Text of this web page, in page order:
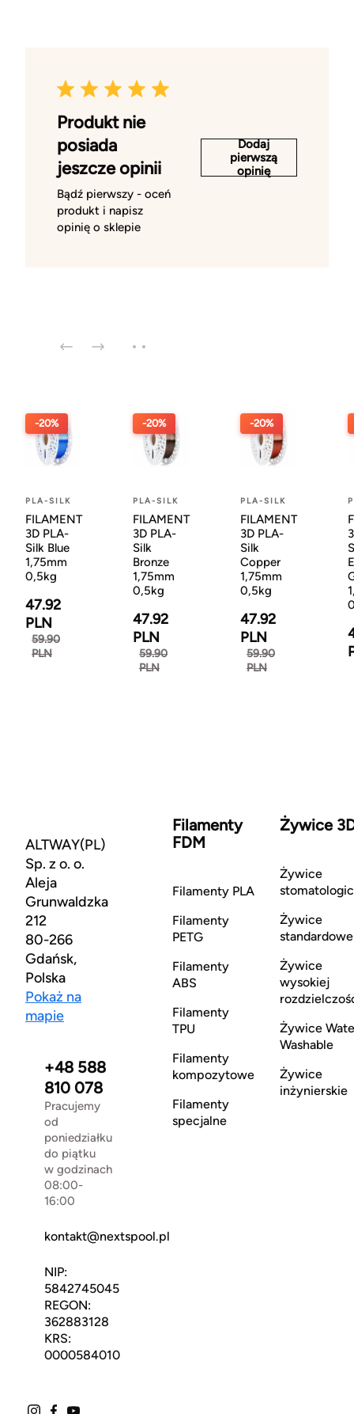
Produkt nie
posiada
jeszcze opinii
Bądź pierwszy - oceń
produkt i napisz
opinię o sklepie
Dodaj
pierwszą
opinię
-20%
PLA-SILK
FILAMENT
3D PLA-
Silk Blue
1,75mm
0,5kg
47.92
PLN
59.90
PLN
-20%
PLA-SILK
FILAMENT
3D PLA-
Silk
Bronze
1,75mm
0,5kg
47.92
PLN
59.90
PLN
-20%
PLA-SILK
FILAMENT
3D PLA-
Silk
Copper
1,75mm
0,5kg
47.92
PLN
59.90
PLN
ALTWAY(PL)
Sp. z o. o.
Aleja
Grunwaldzka
212
80-266
Gdańsk,
Polska
Pokaż na
mapie
+48 588
810 078
Pracujemy
od
poniedziałku
do piątku
w godzinach
08:00-
16:00
kontakt@nextspool.pl
NIP:
5842745045
REGON:
362883128
KRS:
0000584010
Filamenty
FDM
Filamenty PLA
Filamenty
PETG
Filamenty
ABS
Filamenty
TPU
Filamenty
kompozytowe
Filamenty
specjalne
Żywice
Żywice
Żywice
standardowe
Żywice
wysokiej
Żywice
Washable
Żywice
inżynierskie